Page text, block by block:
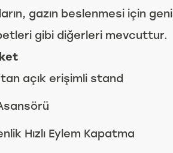
gazın beslenmesi için
gibi diğerleri mevcuttur.
açık erişimli stand
Hızlı Eylem Kapatma